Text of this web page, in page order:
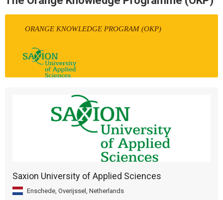
ORANGE KNOWLEDGE PROGRAM (OKP)
Saxion University of Applied Sciences
Enschede, Overijssel, Netherlands